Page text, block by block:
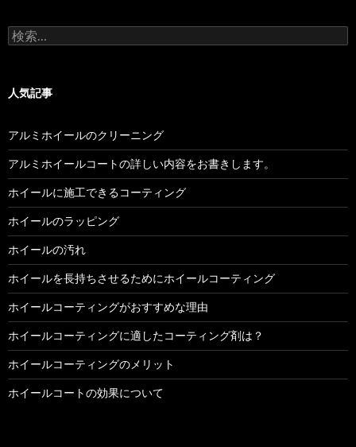
ョ
検
索:
人気記事
アルミホイールのクリーニング
アルミホイールコートの詳しい内容をお書きします。
ホイールに施工できるコーティング
ホイールのラッピング
ホイールの汚れ
ホイールを長持ちさせるためにホイールコーティング
ホイールコーティングがおすすめな理由
ホイールコーティングに適したコーティング剤は？
ホイールコーティングのメリット
ホイールコートの効果について